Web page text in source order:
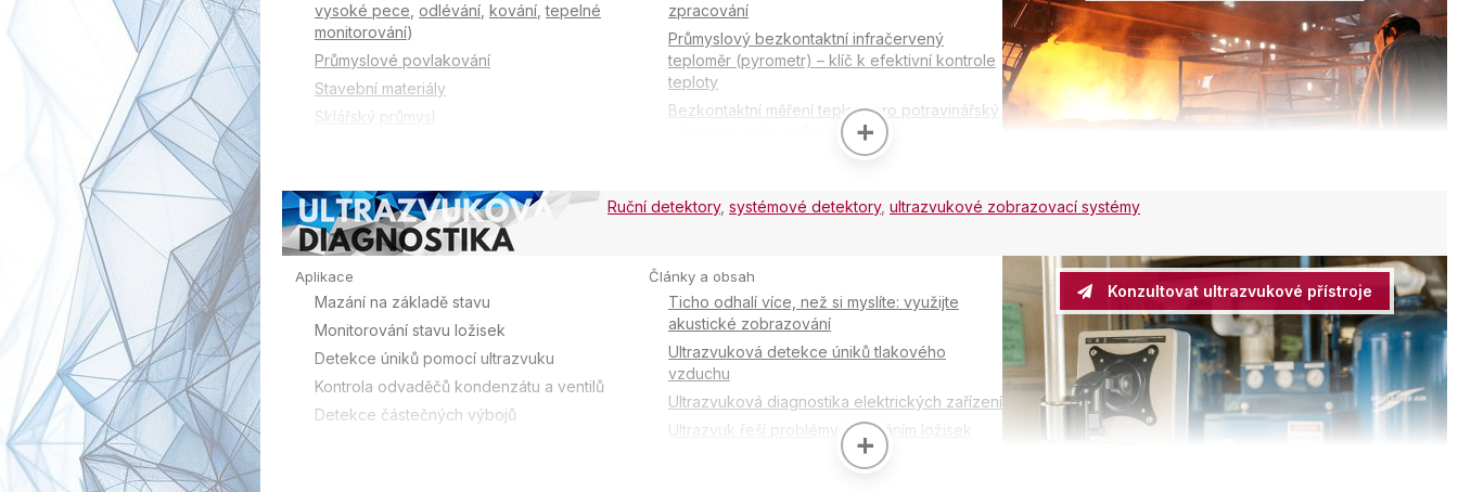
vysoké pece odlévání kování ,tepelné
monitorování)
Průmyslové povlakování
Stavební materiály
Sklářský průmysl
Plasty
Polovodiče
Elektronika
Potravinářský průmysl
Ostatní odvětví průmyslu
zpracování
Průmyslový bezkontaktní infračervený
teploměr (pyrometr) – klíč k efektivní kontrole
teploty
Bezkontaktní měření teploty pro potravinářský
a farmaceutický průmysl
Teplotní řízení v polovodičové výrobě
termokamer
Ruční detektory, systémové detektory, ultrazvukové zobrazovací systémy
Aplikace
Mazání na základě stavu
Monitorování stavu ložisek
Detekce úniků pomocí ultrazvuku
Kontrola odvaděčů kondenzátu a ventilů
Detekce částečných výbojů
Články a obsah
Ticho odhalí více, než si myslíte: využijte
akustické zobrazování
Ultrazvuková detekce úniků tlakového
vzduchu
Ultrazvuková diagnostika elektrických zařízení
Ultrazvuk řeší problémy s mazáním ložisek
Ultrazvuková kontrola odvaděčů kondenzátu
Konzultovat ultrazvukové přístroje